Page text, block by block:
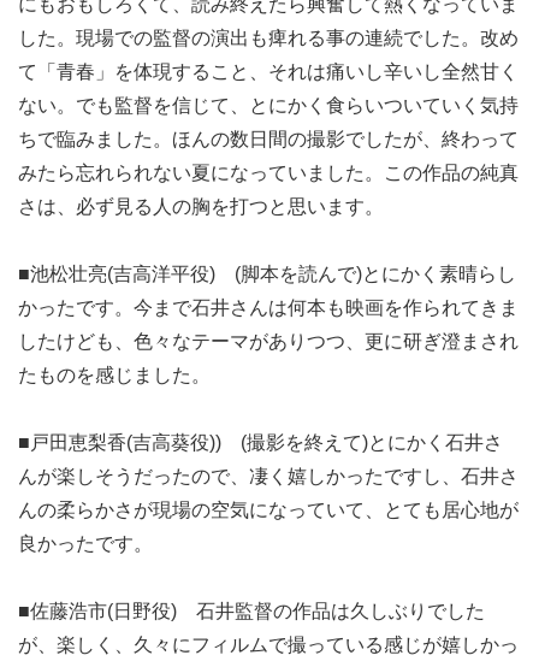
にもおもしろくて、読み終えたら興奮して熱くなっていま
した。現場での監督の演出も痺れる事の連続でした。改め
て「青春」を体現すること、それは痛いし辛いし全然甘く
ない。でも監督を信じて、とにかく食らいついていく気持
ちで臨みました。ほんの数日間の撮影でしたが、終わって
みたら忘れられない夏になっていました。この作品の純真
さは、必ず見る人の胸を打つと思います。
■池松壮亮(吉高洋平役) (脚本を読んで)とにかく素晴らし
かったです。今まで石井さんは何本も映画を作られてきま
したけども、色々なテーマがありつつ、更に研ぎ澄まされ
たものを感じました。
■戸田恵梨香(吉高葵役)) (撮影を終えて)とにかく石井さ
んが楽しそうだったので、凄く嬉しかったですし、石井さ
んの柔らかさが現場の空気になっていて、とても居心地が
良かったです。
■佐藤浩市(日野役) 石井監督の作品は久しぶりでした
が、楽しく、久々にフィルムで撮っている感じが嬉しかっ